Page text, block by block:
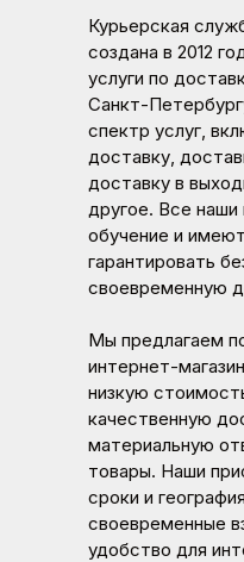
Курьерская
создана в 2012
услуги по
Санкт-
спектр услуг,
доставку,
доставку в
другое. Все
обучение и
гарантировать
своевременную
Мы предлагаем
интернет-
низкую
качественную
материальную
товары. Наши
сроки и
своевременные
удобство для